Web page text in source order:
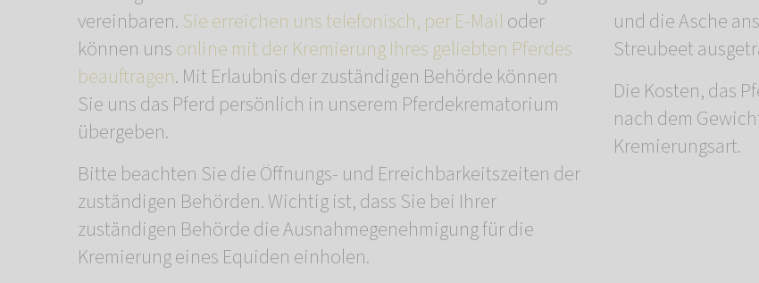
vereinbaren.Sie erreichen uns telefonisch, per E-Mailoder
können unsonline mit der Kremierung Ihres geliebten Pferdes
beauftragen. Mit Erlaubnis der zuständigen Behörde können
Sie uns das Pferd persönlich in unserem Pferdekrematorium
übergeben.
Bitte beachten Sie die Öffnungs- und Erreichbarkeitszeiten der
zuständigen Behörden. Wichtig ist, dass Sie bei Ihrer
zuständigen Behörde die Ausnahmegenehmigung für die
Kremierung eines Equiden einholen.
und die Asche
Streubeet
Die Kosten, das
nach dem
Kremierungsart.